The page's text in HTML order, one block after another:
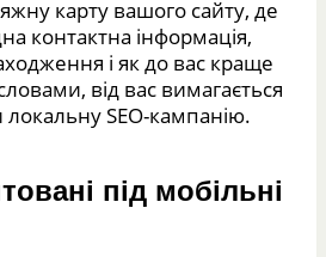
карту вашого сайту, де
контактна інформація,
і як до вас краще
від вас вимагається
SEO-кампанію.
під мобільні